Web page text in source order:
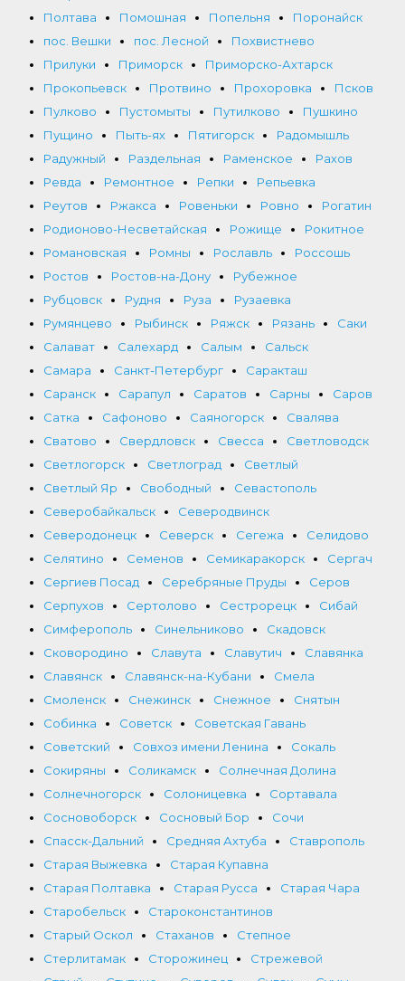
Полтава
Помошная Попельня
Поронайск
пос. Вешки
пос. Лесной
Похвистнево
Прилуки
Приморск
Приморско-Ахтарск
Прокопьевск
Протвино Прохоровка
Псков
Пулково
Пустомыты Путилково
Пушкино
Пущино
Пыть-ях Пятигорск
Радомышль
Радужный
Раздельная Раменское
Рахов
Ревда
Ремонтное Репки
Репьевка
Реутов
Ржакса Ровеньки Ровно
Рогатин
Родионово-Несветайская
Рожище
Рокитное
Романовская
Ромны Рославль
Россошь
Ростов
Ростов-на-Дону
Рубежное
Рубцовск
Рудня Руза
Рузаевка
Румянцево
Рыбинск Ряжск Рязань
Саки
Салават
Салехард Салым
Сальск
Самара
Санкт-Петербург
Саракташ
Саранск
Сарапул Саратов Сарны
Саров
Сатка
Сафоново Саяногорск
Свалява
Сватово
Свердловск Свесса
Светловодск
Светлогорск
Светлоград
Светлый
Светлый Яр
Свободный
Севастополь
Северобайкальск
Северодвинск
Северодонецк
Северск Сегежа
Селидово
Селятино
Семенов Семикаракорск
Сергач
Сергиев Посад
Серебряные Пруды
Серов
Серпухов
Сертолово Сестрорецк
Сибай
Симферополь
Синельниково
Скадовск
Сковородино
Славута Славутич
Славянка
Славянск
Славянск-на-Кубани
Смела
Смоленск
Снежинск Снежное
Снятын
Собинка
Советск
Советская Гавань
Советский
Совхоз имени Ленина
Сокаль
Сокиряны
Соликамск
Солнечная Долина
Солнечногорск
Солоницевка
Сортавала
Сосновоборск
Сосновый Бор
Сочи
Спасск-Дальний
Средняя Ахтуба
Ставрополь
Старая Выжевка
Старая Купавна
Старая Полтавка
Старая Русса
Старая Чара
Старобельск
Староконстантинов
Старый Оскол
Стаханов
Степное
Стерлитамак
Сторожинец
Стрежевой